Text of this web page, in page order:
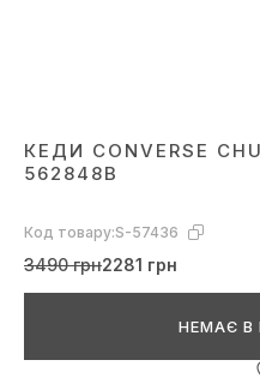
КЕДИ CONVERSE
562848B
Код товару:S-57436
3490 грн2281 грн
НЕМАЄ В